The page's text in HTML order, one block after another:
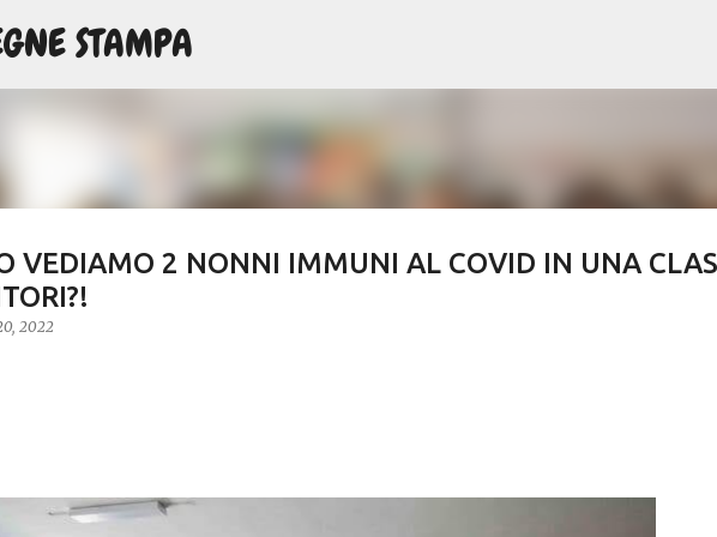
STAMPA
VEDIAMO 2 NONNI IMMUNI AL COVID IN UNA
2022